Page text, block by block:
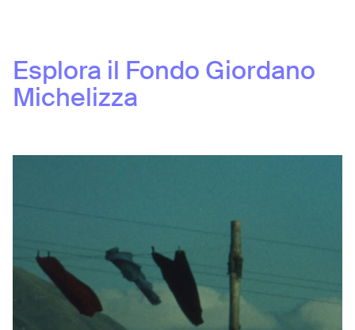
Esplora il Fondo Giordano
Michelizza